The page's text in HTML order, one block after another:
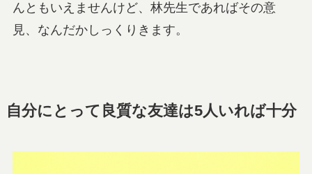
んともいえませんけど、林先生であればその意
見、なんだかしっくりきます。
自分にとって良質な友達は5人いれば十分